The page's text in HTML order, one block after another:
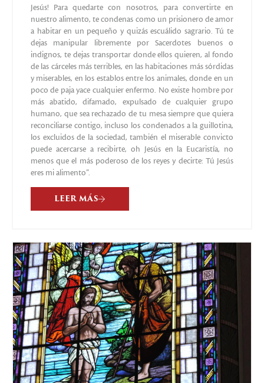
Jesús! Para quedarte con nosotros, para convertirte en
nuestro alimento, te condenas como un prisionero de amor
a habitar en un pequeño y quizás escuálido sagrario. Tú te
dejas manipular libremente por Sacerdotes buenos o
indignos, te dejas transportar donde ellos quieren, al fondo
de las cárceles más terribles, en las habitaciones más sórdidas
y miserables, en los establos entre los animales, donde en un
poco de paja yace cualquier enfermo. No existe hombre por
más abatido, difamado, expulsado de cualquier grupo
humano, que sea rechazado de tu mesa siempre que quiera
reconciliarse contigo, incluso los condenados a la guillotina,
los excluidos de la sociedad, también el miserable convicto
puede acercarse a recibirte, oh Jesús en la Eucaristía, no
menos que el más poderoso de los reyes y decirte: Tú Jesús
eres mi alimento”.
LEER MÁS